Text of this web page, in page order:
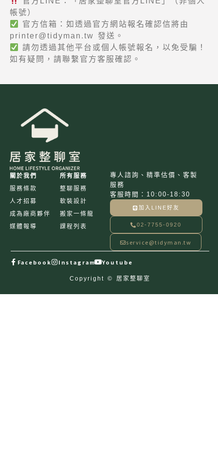
帳號）
官方信箱：如透過官方網站報名確認信將由
printer@tidyman.tw 發送。
請勿透過其他平台或個人帳號報名，以免受騙！
如有疑問，請聯繫官方客服確認。
關於我們
服務條款
人才招募
成為廠商夥伴
媒體報導
所有服務
整聊服務
軟裝設計
搬家一條龍
課程列表
專人諮詢、精準估價、客製
服務
客服時間：10:00-18:30
加入LINE好友
02-7755-0920
service@tidyman.tw
Facebook Instagram Youtube
Copyright © 居家整聊室